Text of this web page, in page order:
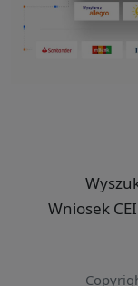
Wniosek